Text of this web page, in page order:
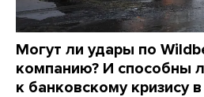
Могут ли удары по
компанию? И способны
к банковскому кризису